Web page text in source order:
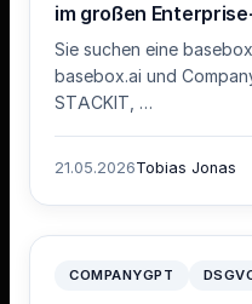
im großen
Sie suchen eine
basebox.ai und
STACKIT, …
21.05.2026Tobias Jonas
COMPANYGPT